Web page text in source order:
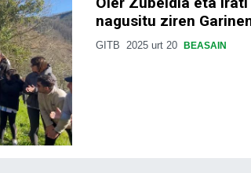
nagusitu ziren
GITB 2025 urt 20 BEASAIN